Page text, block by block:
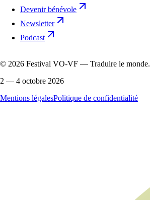
Devenir bénévole
Newsletter
Podcast
© 2026 Festival VO-VF — Traduire le monde.
2 — 4 octobre 2026
Mentions légalesPolitique de confidentialité